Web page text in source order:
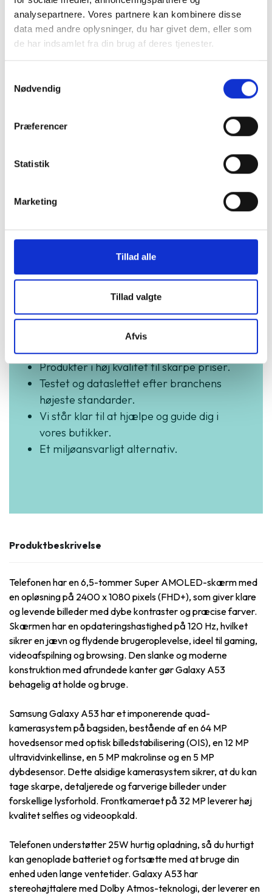
analysepartnere. Vores partnere kan kombinere disse
data med andre oplysninger, du har givet dem, eller som
de har indsamlet fra din brug af deres tjenester.
Nødvendig
Præferencer
Statistik
Marketing
Tillad alle
Tillad valgte
Afvis
Køb trygt hos
GreenMind
3 års garanti og hurtig levering.
Vurderet som fremragende på Trustpilot.
Produkter i høj kvalitet til skarpe priser.
Testet og dataslettet efter branchens
højeste standarder.
Vi står klar til at hjælpe og guide dig i
vores butikker.
Et miljøansvarligt alternativ.
Produktbeskrivelse
Telefonen har en 6,5-tommer Super AMOLED-skærm med
en opløsning på 2400 x 1080 pixels (FHD+), som giver klare
og levende billeder med dybe kontraster og præcise farver.
Skærmen har en opdateringshastighed på 120 Hz, hvilket
sikrer en jævn og flydende brugeroplevelse, ideel til gaming,
videoafspilning og browsing. Den slanke og moderne
konstruktion med afrundede kanter gør Galaxy A53
behagelig at holde og bruge.
Samsung Galaxy A53 har et imponerende quad-
kamerasystem på bagsiden, bestående af en 64 MP
hovedsensor med optisk billedstabilisering (OIS), en 12 MP
ultravidvinkellinse, en 5 MP makrolinse og en 5 MP
dybdesensor. Dette alsidige kamerasystem sikrer, at du kan
tage skarpe, detaljerede og farverige billeder under
forskellige lysforhold. Frontkameraet på 32 MP leverer høj
kvalitet selfies og videoopkald.
Telefonen understøtter 25W hurtig opladning, så du hurtigt
kan genoplade batteriet og fortsætte med at bruge din
enhed uden lange ventetider. Galaxy A53 har
stereohøjttalere med Dolby Atmos-teknologi, der leverer en